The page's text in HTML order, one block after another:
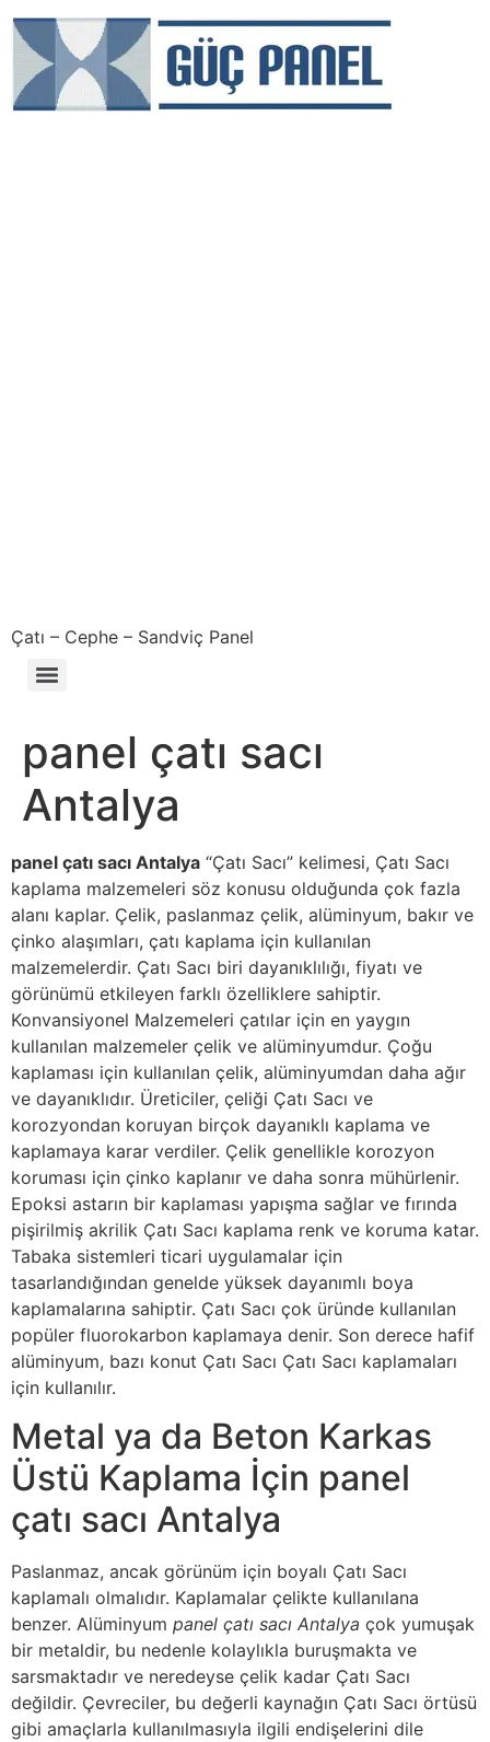
Çatı – Cephe – Sandviç Panel
panel çatı sacı
Antalya
panel çatı sacı Antalya “Çatı Sacı” kelimesi, Çatı Sacı
kaplama malzemeleri söz konusu olduğunda çok fazla
alanı kaplar. Çelik, paslanmaz çelik, alüminyum, bakır ve
çinko alaşımları, çatı kaplama için kullanılan
malzemelerdir. Çatı Sacı biri dayanıklılığı, fiyatı ve
görünümü etkileyen farklı özelliklere sahiptir.
Konvansiyonel Malzemeleri çatılar için en yaygın
kullanılan malzemeler çelik ve alüminyumdur. Çoğu
kaplaması için kullanılan çelik, alüminyumdan daha ağır
ve dayanıklıdır. Üreticiler, çeliği Çatı Sacı ve
korozyondan koruyan birçok dayanıklı kaplama ve
kaplamaya karar verdiler. Çelik genellikle korozyon
koruması için çinko kaplanır ve daha sonra mühürlenir.
Epoksi astarın bir kaplaması yapışma sağlar ve fırında
pişirilmiş akrilik Çatı Sacı kaplama renk ve koruma katar.
Tabaka sistemleri ticari uygulamalar için
tasarlandığından genelde yüksek dayanımlı boya
kaplamalarına sahiptir. Çatı Sacı çok üründe kullanılan
popüler fluorokarbon kaplamaya denir. Son derece hafif
alüminyum, bazı konut Çatı Sacı Çatı Sacı kaplamaları
için kullanılır.
Metal ya da Beton Karkas
Üstü Kaplama İçin panel
çatı sacı Antalya
Paslanmaz, ancak görünüm için boyalı Çatı Sacı
kaplamalı olmalıdır. Kaplamalar çelikte kullanılana
benzer. Alüminyum panel çatı sacı Antalya çok yumuşak
bir metaldir, bu nedenle kolaylıkla buruşmakta ve
sarsmaktadır ve neredeyse çelik kadar Çatı Sacı
değildir. Çevreciler, bu değerli kaynağın Çatı Sacı örtüsü
gibi amaçlarla kullanılmasıyla ilgili endişelerini dile